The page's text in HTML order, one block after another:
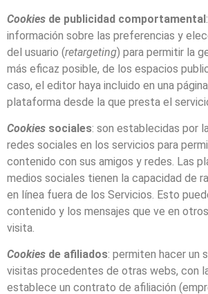
Cookies de publicidad comportamental
información sobre las preferencias y
del usuario (retargeting) para permitir la
más eficaz posible, de los espacios
caso, el editor haya incluido en una
plataforma desde la que presta el
Cookies sociales: son establecidas por
redes sociales en los servicios para
contenido con sus amigos y redes. Las
medios sociales tienen la capacidad de
en línea fuera de los Servicios. Esto
contenido y los mensajes que ve en
visita.
Cookies de afiliados: permiten hacer un
visitas procedentes de otras webs, con
establece un contrato de afiliación